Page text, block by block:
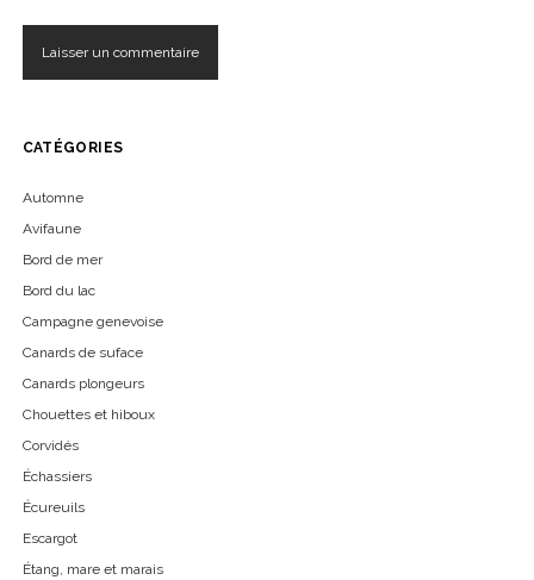
CATÉGORIES
Automne
Avifaune
Bord de mer
Bord du lac
Campagne genevoise
Canards de suface
Canards plongeurs
Chouettes et hiboux
Corvidés
Échassiers
Écureuils
Escargot
Étang, mare et marais